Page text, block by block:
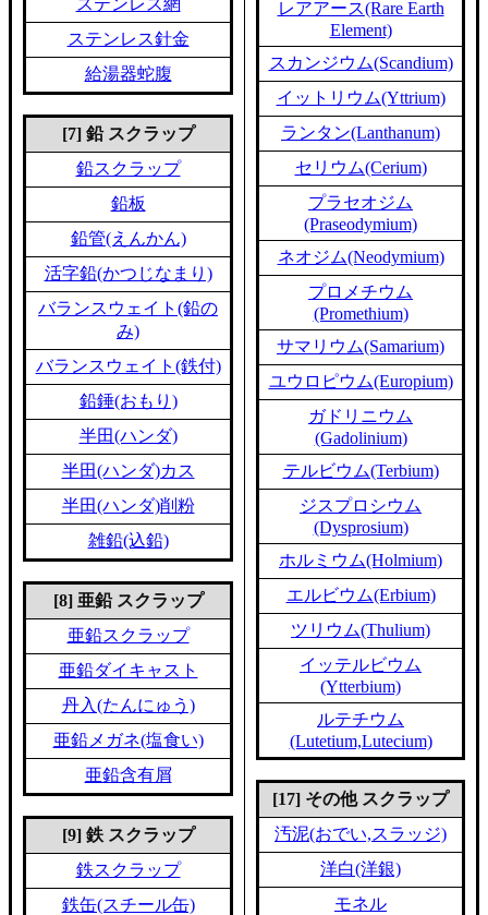
ステンレス網
ステンレス針金
給湯器蛇腹
[7] 鉛 スクラップ
鉛スクラップ
鉛板
鉛管(えんかん)
活字鉛(かつじなまり)
バランスウェイト(鉛の
み)
バランスウェイト(鉄付)
鉛錘(おもり)
半田(ハンダ)
半田(ハンダ)カス
半田(ハンダ)削粉
雑鉛(込鉛)
[8] 亜鉛 スクラップ
亜鉛スクラップ
亜鉛ダイキャスト
丹入(たんにゅう)
亜鉛メガネ(塩食い)
亜鉛含有屑
[9] 鉄 スクラップ
鉄スクラップ
鉄缶(スチール缶)
レアアース(Rare Earth
Element)
スカンジウム(Scandium)
イットリウム(Yttrium)
ランタン(Lanthanum)
セリウム(Cerium)
プラセオジム
(Praseodymium)
ネオジム(Neodymium)
プロメチウム
(Promethium)
サマリウム(Samarium)
ユウロピウム(Europium)
ガドリニウム
(Gadolinium)
テルビウム(Terbium)
ジスプロシウム
(Dysprosium)
ホルミウム(Holmium)
エルビウム(Erbium)
ツリウム(Thulium)
イッテルビウム
(Ytterbium)
ルテチウム
(Lutetium,Lutecium)
[17] その他 スクラップ
汚泥(おでい,スラッジ)
洋白(洋銀)
モネル